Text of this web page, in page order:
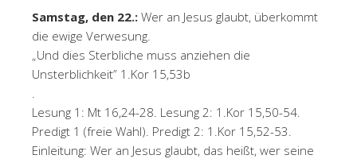
Samstag, den 22.: Wer an Jesus glaubt, überkommt
die ewige Verwesung.
„Und dies Sterbliche muss anziehen die
Unsterblichkeit” 1.Kor 15,53b
.
Lesung 1: Mt 16,24-28. Lesung 2: 1.Kor 15,50-54.
Predigt 1 (freie Wahl). Predigt 2: 1.Kor 15,52-53.
Einleitung: Wer an Jesus glaubt, das heißt, wer seine